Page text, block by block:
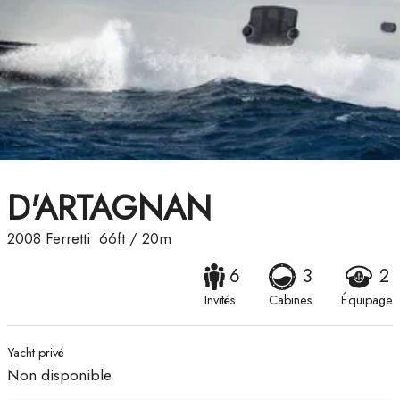
D'ARTAGNAN
2008 Ferretti 66ft/ 20m
6
Invités
3
Cabines
2
Équipage
Yacht privé
Non disponible